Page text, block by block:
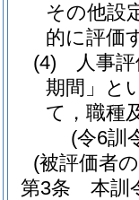
その他設
的に評価
(4)
人事
期間」と
て，職種
(令6訓
(被評価者
第3条
本訓